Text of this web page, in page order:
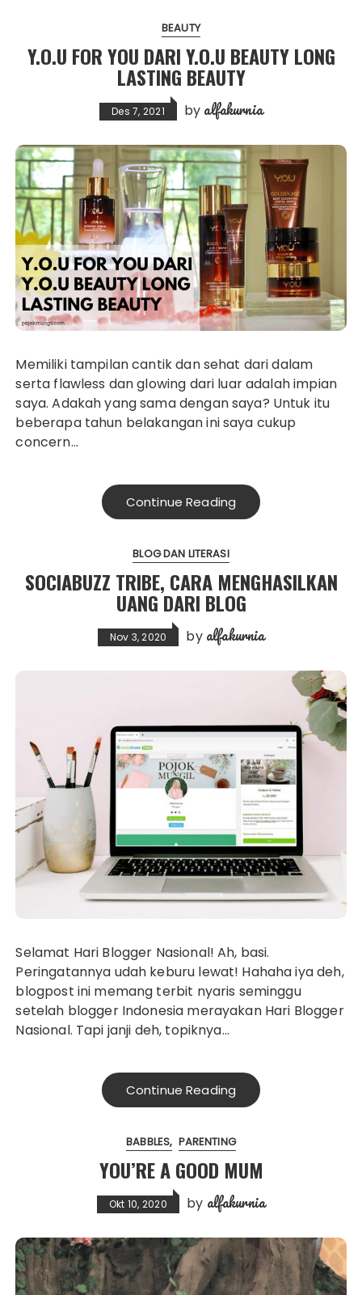
BEAUTY
Y.O.U FOR YOU DARI Y.O.U BEAUTY LONG
LASTING BEAUTY
Des 7, 2021 by alfakurnia
Memiliki tampilan cantik dan sehat dari dalam
serta flawless dan glowing dari luar adalah impian
saya. Adakah yang sama dengan saya? Untuk itu
beberapa tahun belakangan ini saya cukup
concern…
Continue Reading
BLOG DAN LITERASI
SOCIABUZZ TRIBE, CARA MENGHASILKAN
UANG DARI BLOG
Nov 3, 2020 by alfakurnia
Selamat Hari Blogger Nasional! Ah, basi.
Peringatannya udah keburu lewat! Hahaha iya deh,
blogpost ini memang terbit nyaris seminggu
setelah blogger Indonesia merayakan Hari Blogger
Nasional. Tapi janji deh, topiknya…
Continue Reading
BABBLES PARENTING
YOU’RE A GOOD MUM
Okt 10, 2020 by alfakurnia